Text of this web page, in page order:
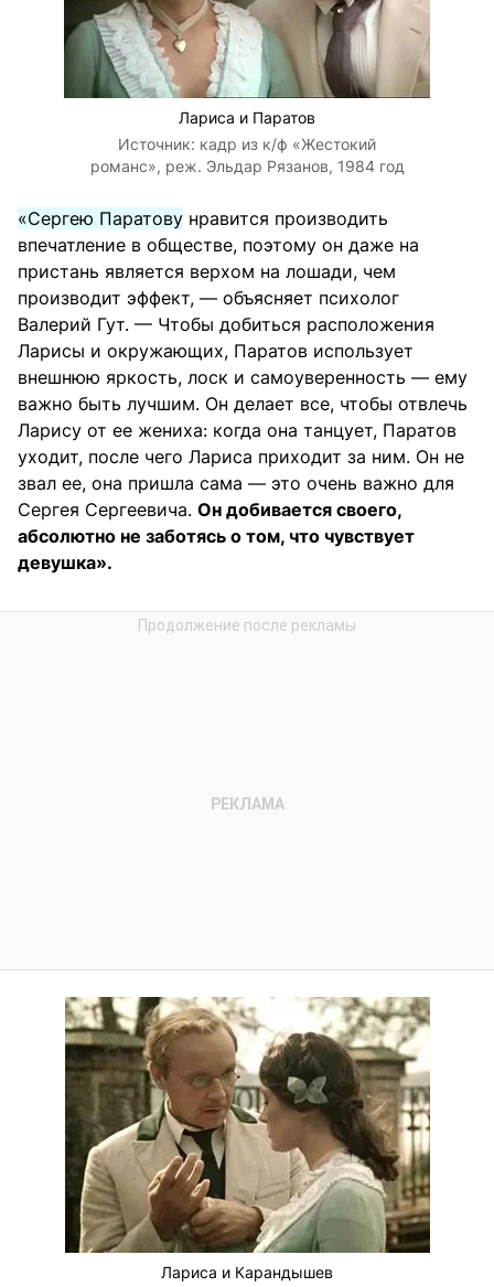
Лариса и Паратов
Источник: кадр из к/ф «Жестокий
романс», реж. Эльдар Рязанов, 1984 год
«Сергею Паратову нравится производить
впечатление в обществе, поэтому он даже на
пристань является верхом на лошади, чем
производит эффект, — объясняет психолог
Валерий Гут. — Чтобы добиться расположения
Ларисы и окружающих, Паратов использует
внешнюю яркость, лоск и самоуверенность — ему
важно быть лучшим. Он делает все, чтобы отвлечь
Ларису от ее жениха: когда она танцует, Паратов
уходит, после чего Лариса приходит за ним. Он не
звал ее, она пришла сама — это очень важно для
Сергея Сергеевича. Он добивается своего,
абсолютно не заботясь о том, что чувствует
девушка».
Лариса и Карандышев